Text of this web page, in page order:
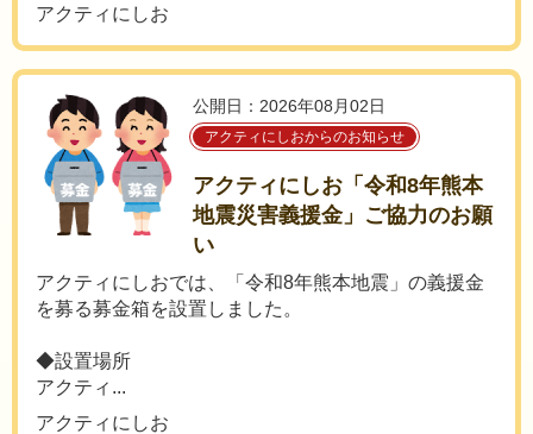
アクティにしお
公開日：2026年08月02日
アクティにしおからのお知らせ
アクティにしお「令和8年熊本
地震災害義援金」ご協力のお願
い
アクティにしおでは、「令和8年熊本地震」の義援金
を募る募金箱を設置しました。
◆設置場所
アクティ...
アクティにしお